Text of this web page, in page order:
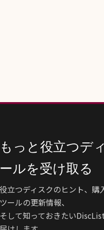
っと役立つデ
ルを受け取る
立つディスクのヒント、購
ールの更新情報、
して知っておきたい